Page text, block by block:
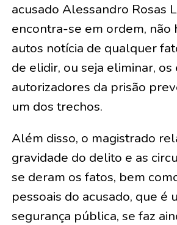
acusado Alessandro Rosas
encontra-se em ordem, não
autos notícia de qualquer
de elidir, ou seja eliminar,
autorizadores da prisão
um dos trechos.
Além disso, o magistrado
gravidade do delito e as
se deram os fatos, bem
pessoais do acusado, que é
segurança pública, se faz